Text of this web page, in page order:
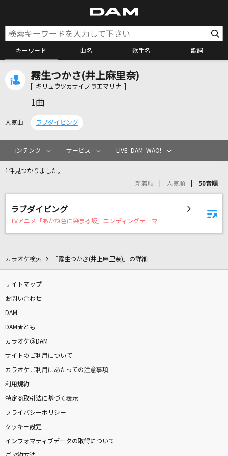
キーワード 曲名 歌手名 歌詞
カラオケ検索
カラオケリクエスト
リアルタイムで歌われている曲の一覧
月に住む君
[生音]I Want You Back [帰ってほしいの]
The Jackson 5(The Jacksons)
ラストダンスあなたと
I LOVE YOU
クリス・ハート
おもかげ -self cover-
Vaundy
霧生つかさ(井上麻里奈)
[ キリュウツカサイノウエマリナ ]
1曲
人気曲 ラブダイビング
コンテンツ サービス LIVE DAM WAO!
1件見つかりました。
新着順 人気順 50音順
ラブダイビング
TVアニメ「あかね色に染まる坂」エンディングテーマ
カラオケ検索 「霧生つかさ(井上麻里奈)」の詳細
サイトマップ
お問い合わせ
DAM
DAM★とも
カラオケ＠DAM
サイトのご利用について
カラオケご利用にあたっての注意事項
利用規約
特定商取引法に基づく表示
プライバシーポリシー
クッキー設定
インフォマティブデータの取得について